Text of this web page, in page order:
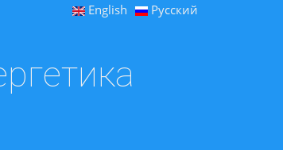
English Русский